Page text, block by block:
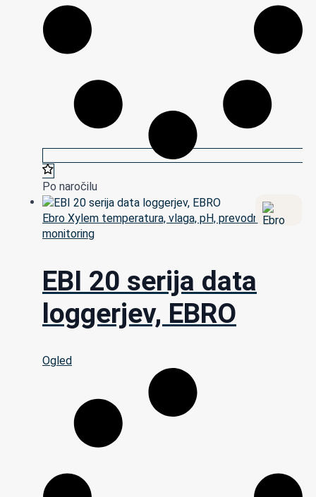
Po naročilu
Ebro Xylem temperatura, vlaga, pH, prevodnost,
monitoring
EBI 20 serija data
loggerjev, EBRO
Ogled